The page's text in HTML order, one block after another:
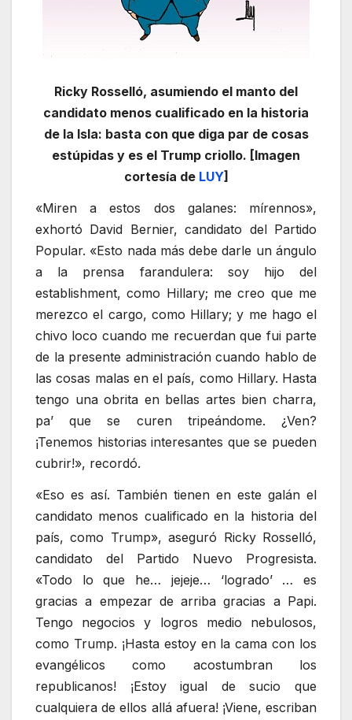
Ricky Rosselló, asumiendo el manto del
candidato menos cualificado en la historia
de la Isla: basta con que diga par de cosas
estúpidas y es el Trump criollo. [Imagen
cortesía de LUY]
«Miren a estos dos galanes: mírennos»,
exhortó David Bernier, candidato del Partido
Popular. «Esto nada más debe darle un ángulo
a la prensa farandulera: soy hijo del
establishment, como Hillary; me creo que me
merezco el cargo, como Hillary; y me hago el
chivo loco cuando me recuerdan que fui parte
de la presente administración cuando hablo de
las cosas malas en el país, como Hillary. Hasta
tengo una obrita en bellas artes bien charra,
pa’ que se curen tripeándome. ¿Ven?
¡Tenemos historias interesantes que se pueden
cubrir!», recordó.
«Eso es así. También tienen en este galán el
candidato menos cualificado en la historia del
país, como Trump», aseguró Ricky Rosselló,
candidato del Partido Nuevo Progresista.
«Todo lo que he… jejeje… ‘logrado’ … es
gracias a empezar de arriba gracias a Papi.
Tengo negocios y logros medio nebulosos,
como Trump. ¡Hasta estoy en la cama con los
evangélicos como acostumbran los
republicanos! ¡Estoy igual de sucio que
cualquiera de ellos allá afuera! ¡Viene, escriban